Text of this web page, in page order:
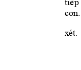
con.
xét.